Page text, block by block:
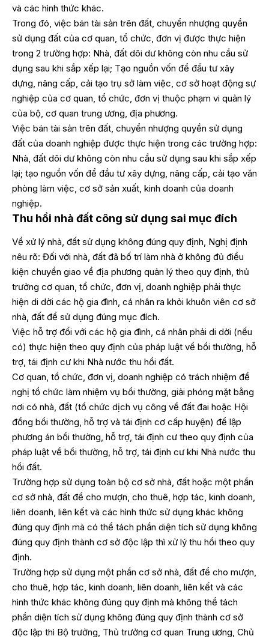
và các hình thức khác.
Trong đó, việc bán tài sản trên đất, chuyển nhượng quyền
sử dụng đất của cơ quan, tổ chức, đơn vị được thực hiện
trong 2 trường hợp: Nhà, đất dôi dư không còn nhu cầu sử
dụng sau khi sắp xếp lại; Tạo nguồn vốn để đầu tư xây
dựng, nâng cấp, cải tạo trụ sở làm việc, cơ sở hoạt động sự
nghiệp của cơ quan, tổ chức, đơn vị thuộc phạm vi quản lý
của bộ, cơ quan trung ương, địa phương.
Việc bán tài sản trên đất, chuyển nhượng quyền sử dụng
đất của doanh nghiệp được thực hiện trong các trường hợp:
Nhà, đất dôi dư không còn nhu cầu sử dụng sau khi sắp xếp
lại; tạo nguồn vốn để đầu tư xây dựng, nâng cấp, cải tạo văn
phòng làm việc, cơ sở sản xuất, kinh doanh của doanh
nghiệp.
Thu hồi nhà đất công sử dụng sai mục đích
Về xử lý nhà, đất sử dụng không đúng quy định, Nghị định
nêu rõ: Đối với nhà, đất đã bố trí làm nhà ở không đủ điều
kiện chuyển giao về địa phương quản lý theo quy định, thủ
trưởng cơ quan, tổ chức, đơn vị, doanh nghiệp phải thực
hiện di dời các hộ gia đình, cá nhân ra khỏi khuôn viên cơ sở
nhà, đất để sử dụng đúng mục đích.
Việc hỗ trợ đối với các hộ gia đình, cá nhân phải di dời (nếu
có) thực hiện theo quy định của pháp luật về bồi thường, hỗ
trợ, tái định cư khi Nhà nước thu hồi đất.
Cơ quan, tổ chức, đơn vị, doanh nghiệp có trách nhiệm đề
nghị tổ chức làm nhiệm vụ bồi thường, giải phóng mặt bằng
nơi có nhà, đất (tổ chức dịch vụ công về đất đai hoặc Hội
đồng bồi thường, hỗ trợ và tái định cơ cấp huyện) để lập
phương án bồi thường, hỗ trợ, tái định cư theo quy định của
pháp luật về bồi thường, hỗ trợ, tái định cư khi Nhà nước thu
hồi đất.
Trường hợp sử dụng toàn bộ cơ sở nhà, đất hoặc một phần
cơ sở nhà, đất để cho mượn, cho thuê, hợp tác, kinh doanh,
liên doanh, liên kết và các hình thức sử dụng khác không
đúng quy định mà có thể tách phần diện tích sử dụng không
đúng quy định thành cơ sở độc lập thì xử lý thu hồi theo quy
định.
Trường hợp sử dụng một phần cơ sở nhà, đất để cho mượn,
cho thuê, hợp tác, kinh doanh, liên doanh, liên kết và các
hình thức khác không đúng quy định mà không thể tách
phần diện tích sử dụng không đúng quy định thành cơ sở
độc lập thì Bộ trưởng, Thủ trưởng cơ quan Trung ương, Chủ